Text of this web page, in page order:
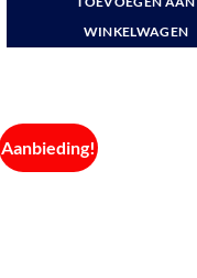
€ 264,00.€ 237,50.
WINKELWAGEN
Aanbieding!